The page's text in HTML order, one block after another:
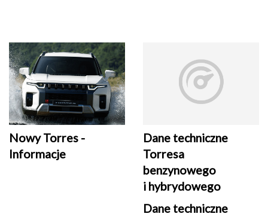
Nowy Torres -
Informacje
Dane techniczne
Torresa
benzynowego
i hybrydowego
Dane techniczne